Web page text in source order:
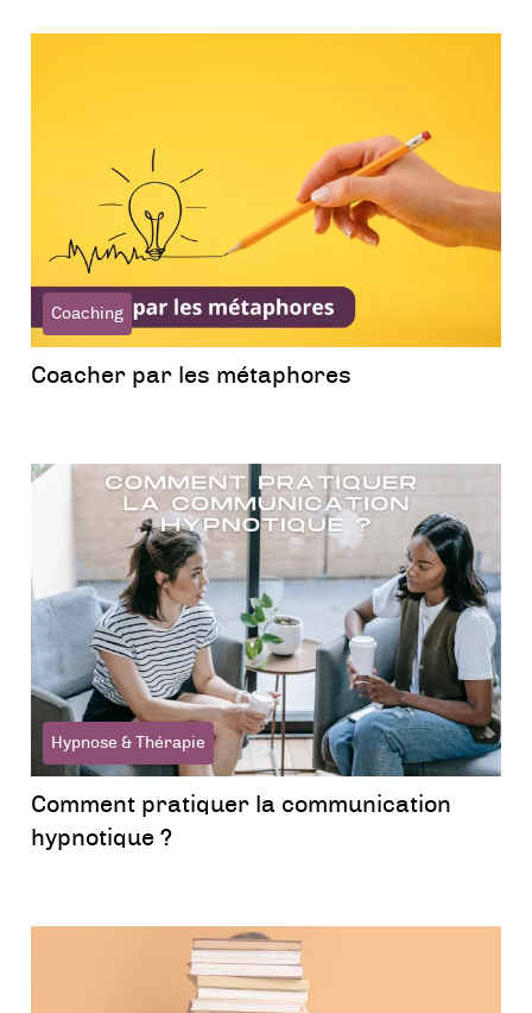
Coaching
Coacher par les métaphores
Hypnose & Thérapie
Comment pratiquer la communication
hypnotique ?